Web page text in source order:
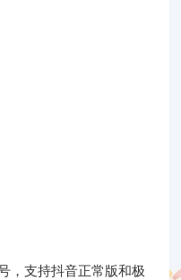
，支持抖音正常版和极